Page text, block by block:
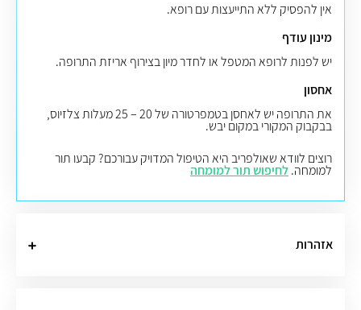
אין להפסיק ללא התייעצות עם רופא.
מינון עודף
יש לפנות לרופא המטפל או לחדר מיון בצירוף אריזת התרופה.
אחסון
את התרופה יש לאחסן בטמפרטורה של 20 – 25 מעלות צלזיוס,
בבקבוק המקורי במקום יבש.
רוצים לוודא שאולפריב היא הטיפול המדויק עבורכם? קבעו תור
למומחה.לחיפוש תור למומחה
אזהרות